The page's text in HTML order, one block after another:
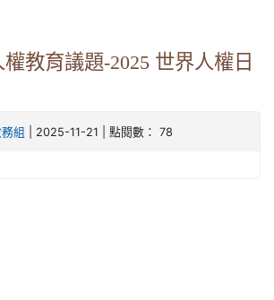
權教育議題-2025 世界人權日
組 | 2025-11-21 | 點閱數： 78